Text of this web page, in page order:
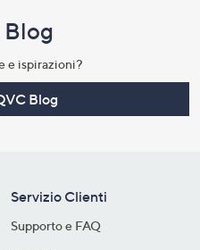
e ispirazioni?
Blog
Servizio Clienti
Supporto e FAQ